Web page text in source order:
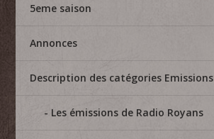
5eme saison
Annonces
Description des catégories Emissions
Les émissions de Radio Royans